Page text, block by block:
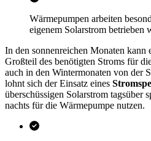
Wärmepumpen arbeiten
eigenem Solarstrom betrieben
In den sonnenreichen Monaten kann
Großteil des benötigten Stroms für
auch in den Wintermonaten von der
lohnt sich der Einsatz eines
überschüssigen Solarstrom tagsüber
nachts für die Wärmepumpe nutzen.